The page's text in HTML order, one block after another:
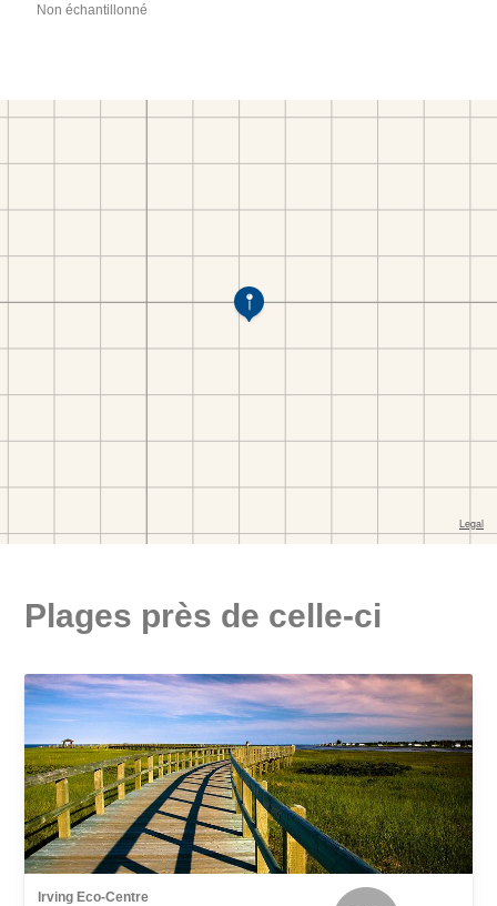
Non échantillonné
Plages près de celle-ci
Irving Eco-Centre